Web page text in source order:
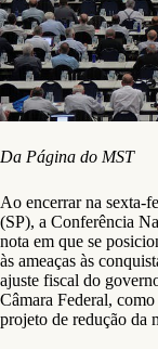
Da Página do MST
Ao encerrar na sexta-
(SP), a Conferência
nota em que se
às ameaças às
ajuste fiscal do
Câmara Federal,
projeto de redução da